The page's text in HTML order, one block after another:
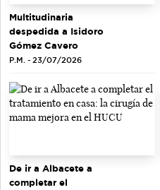
Multitudinaria
despedida a Isidoro
Gómez Cavero
P.M. - 23/07/2026
De ir a Albacete a
completar el